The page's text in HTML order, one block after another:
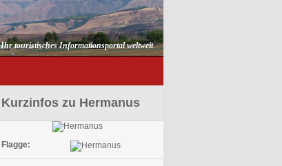
Ihr touristisches Informationsportal weltweit
Kurzinfos zu Hermanus
Flagge: